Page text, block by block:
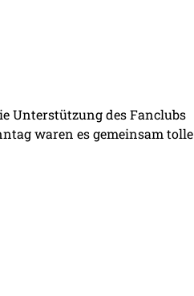
Unterstützung des Fanclubs
waren es gemeinsam tolle